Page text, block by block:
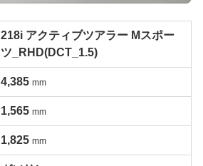
218i アクティブツアラー Mスポー
ツ_RHD(DCT_1.5)
4,385 mm
1,565 mm
1,825 mm